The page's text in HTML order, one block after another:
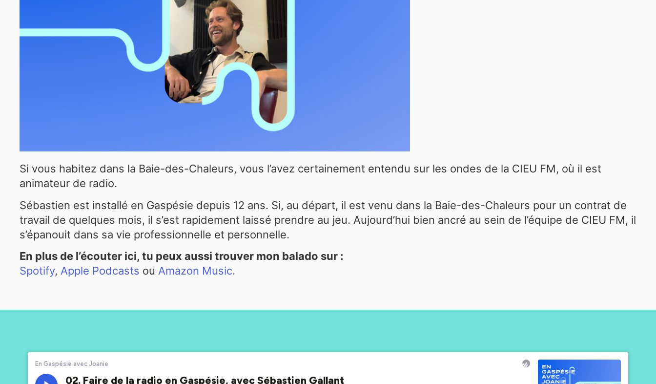
Si vous habitez dans la Baie-des-Chaleurs, vous l’avez certainement entendu sur les ondes de la CIEU FM, où il est
animateur de radio.
Sébastien est installé en Gaspésie depuis 12 ans. Si, au départ, il est venu dans la Baie-des-Chaleurs pour un contrat de
travail de quelques mois, il s’est rapidement laissé prendre au jeu. Aujourd’hui bien ancré au sein de l’équipe de CIEU FM, il
s’épanouit dans sa vie professionnelle et personnelle.
En plus de l’écouter ici, tu peux aussi trouver mon balado sur :
Spotify, Apple Podcasts ou Amazon Music.